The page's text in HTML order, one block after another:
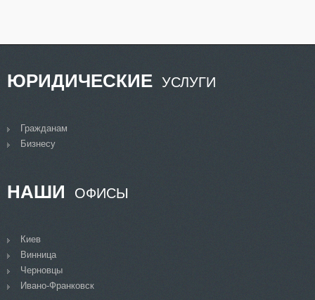
ЮРИДИЧЕСКИЕ УСЛУГИ
Гражданам
Бизнесу
НАШИ ОФИСЫ
Киев
Винница
Черновцы
Ивано-Франковск